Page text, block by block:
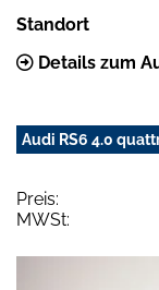
Standort
Details zum
Audi RS6 4.0
Preis:
MWSt: